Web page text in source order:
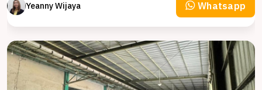
Yeanny Wijaya Whatsapp